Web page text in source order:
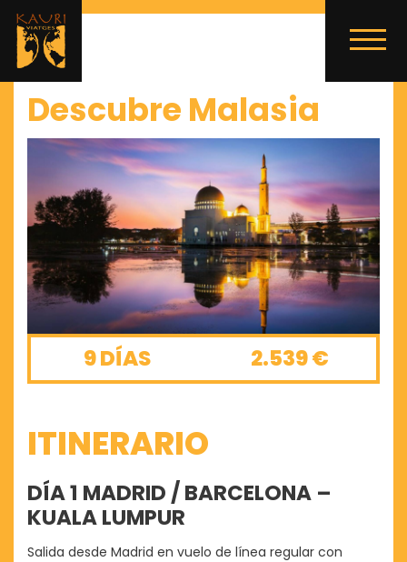
Descubre Malasia
9 DÍAS 2.539 €
ITINERARIO
DÍA 1 MADRID / BARCELONA –
KUALA LUMPUR
Salida desde Madrid en vuelo de línea regular con